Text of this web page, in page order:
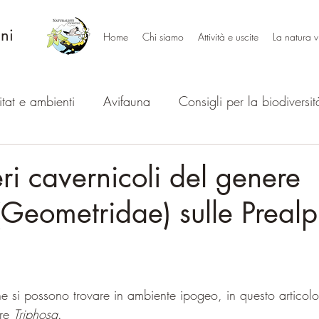
Home Chi siamo Attività e uscite La natura
e ambienti Avifauna Consigli per la
cavernicoli del genere
sulle
si possono trovare in ambiente ipogeo, in questo
Triphosa.